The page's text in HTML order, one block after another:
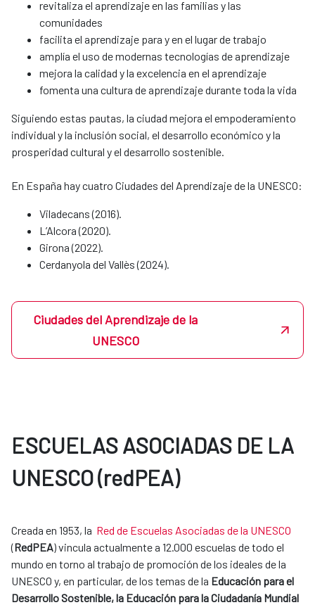
revitaliza el aprendizaje en las familias y las
comunidades
facilita el aprendizaje para y en el lugar de trabajo
amplía el uso de modernas tecnologías de aprendizaje
mejora la calidad y la excelencia en el aprendizaje
fomenta una cultura de aprendizaje durante toda la vida
Siguiendo estas pautas, la ciudad mejora el empoderamiento
individual y la inclusión social, el desarrollo económico y la
prosperidad cultural y el desarrollo sostenible.
En España hay cuatro Ciudades del Aprendizaje de la UNESCO:
Viladecans (2016).
L’Alcora (2020).
Girona (2022).
Cerdanyola del Vallès (2024).
Ciudades del Aprendizaje de la
UNESCO
ESCUELAS ASOCIADAS DE LA
UNESCO (redPEA)
Creada en 1953, la Red de Escuelas Asociadas de la UNESCO
(RedPEA) vincula actualmente a 12.000 escuelas de todo el
mundo en torno al trabajo de promoción de los ideales de la
UNESCO y, en particular, de los temas de la Educación para el
Desarrollo Sostenible, la Educación para la Ciudadanía Mundial